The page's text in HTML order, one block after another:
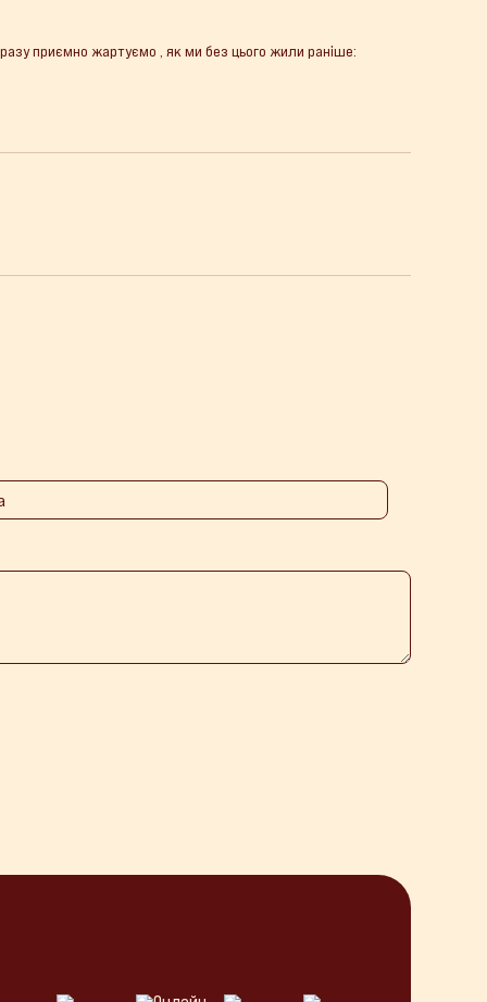
приємно жартуємо , як ми без цього жили раніше: